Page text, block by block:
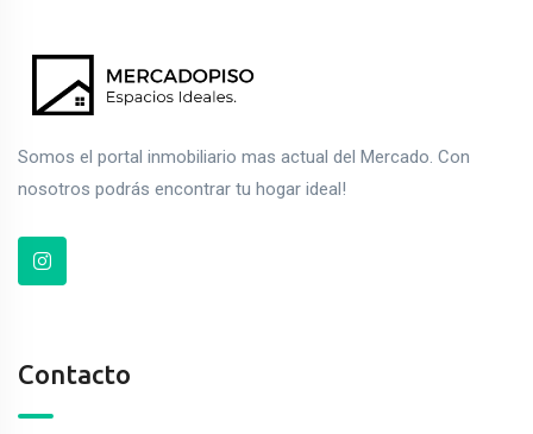
Somos el portal inmobiliario mas actual del Mercado. Con
nosotros podrás encontrar tu hogar ideal!
Contacto